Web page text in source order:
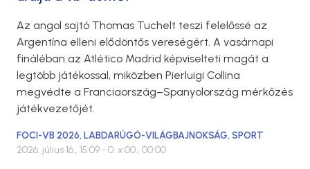
Az angol sajtó Thomas Tuchelt teszi felelőssé az
Argentína elleni elődöntős vereségért. A vasárnapi
fináléban az Atlético Madrid képviselteti magát a
legtöbb játékossal, miközben Pierluigi Collina
megvédte a Franciaország–Spanyolország mérkőzés
játékvezetőjét.
FOCI-VB 2026,LABDARÚGÓ-VILÁGBAJNOKSÁG,SPORT
2026. július 16., 15:09 - 0. x 00., 00:00